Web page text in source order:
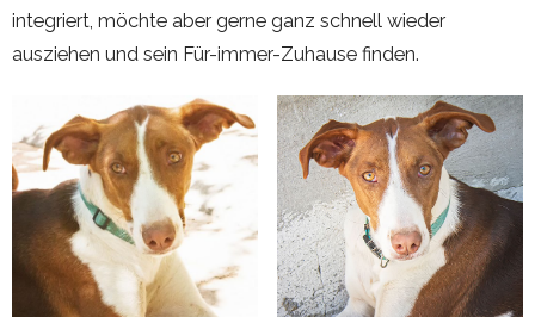
integriert, möchte aber gerne ganz schnell wieder
ausziehen und sein Für-immer-Zuhause finden.